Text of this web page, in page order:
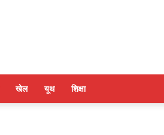
खेल यूथ शिक्षा